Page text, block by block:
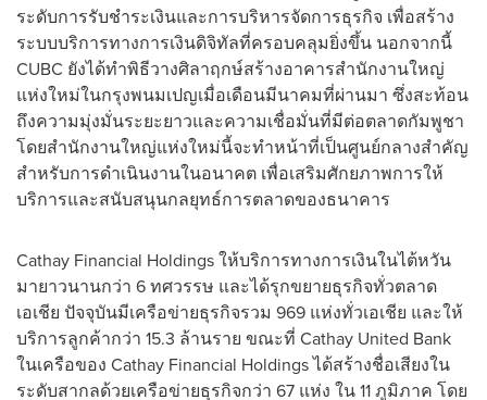
ระดับการรับชำระเงินและการบริหารจัดการธุรกิจ เพื่อสร้าง
ระบบบริการทางการเงินดิจิทัลที่ครอบคลุมยิ่งขึ้น นอกจากนี้
CUBC ยังได้ทำพิธีวางศิลาฤกษ์สร้างอาคารสำนักงานใหญ่
แห่งใหม่ในกรุงพนมเปญเมื่อเดือนมีนาคมที่ผ่านมา ซึ่งสะท้อน
ถึงความมุ่งมั่นระยะยาวและความเชื่อมั่นที่มีต่อตลาดกัมพูชา
โดยสำนักงานใหญ่แห่งใหม่นี้จะทำหน้าที่เป็นศูนย์กลางสำคัญ
สำหรับการดำเนินงานในอนาคต เพื่อเสริมศักยภาพการให้
บริการและสนับสนุนกลยุทธ์การตลาดของธนาคาร
Cathay Financial Holdings ให้บริการทางการเงินในไต้หวัน
มายาวนานกว่า 6 ทศวรรษ และได้รุกขยายธุรกิจทั่วตลาด
เอเชีย ปัจจุบันมีเครือข่ายธุรกิจรวม 969 แห่งทั่วเอเชีย และให้
บริการลูกค้ากว่า 15.3 ล้านราย ขณะที่ Cathay United Bank
ในเครือของ Cathay Financial Holdings ได้สร้างชื่อเสียงใน
ระดับสากลด้วยเครือข่ายธุรกิจกว่า 67 แห่ง ใน 11 ภูมิภาค โดย